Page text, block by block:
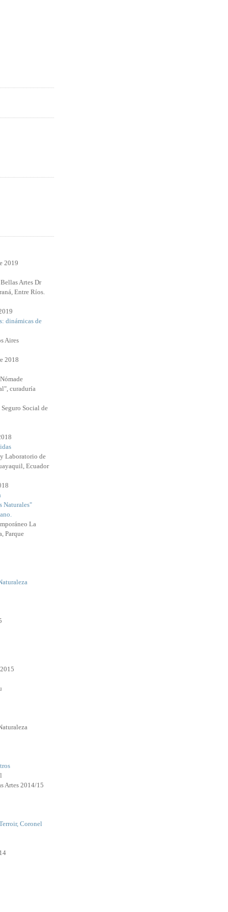
2019
Artes Dr
Entre Ríos.
dinámicas de
Aires
2018
curaduría
Social de
Laboratorio de
Ecuador
Naturales"
La
Parque
Artes 2014/15
Coronel